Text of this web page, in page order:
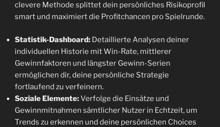
clevere Methode splittet dein persönliches Risikoprofil
smart und maximiert die Profitchancen pro Spielrunde.
Statistik-Dashboard: Detaillierte Analysen deiner
individuellen Historie mit Win-Rate, mittlerer
Gewinnfaktoren und längster Gewinn-Serien
ermöglichen dir, deine persönliche Strategie
fortlaufend zu verfeinern.
Soziale Elemente:Verfolge die Einsätze und
Gewinnmitnahmen sämtlicher Nutzer in Echtzeit, um
Trends zu erkennen und deine persönlichen Choices